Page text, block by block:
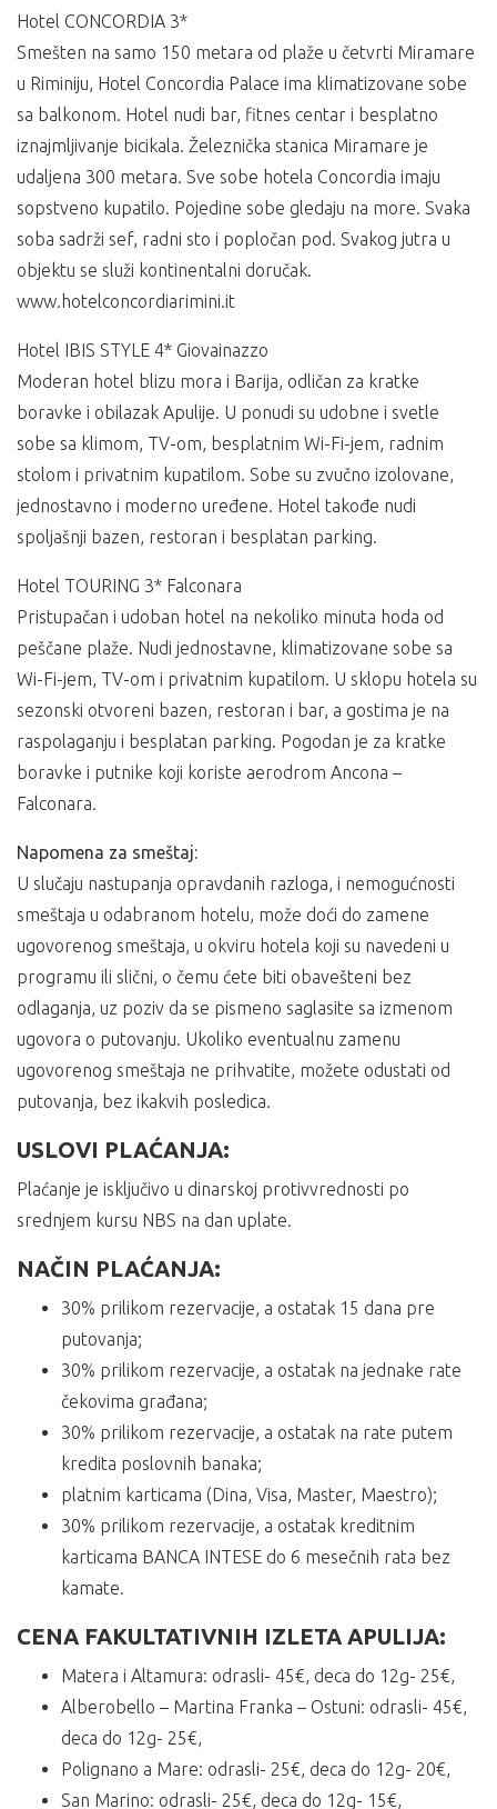
Hotel CONCORDIA 3*
Smešten na samo 150 metara od plaže u četvrti Miramare
u Riminiju, Hotel Concordia Palace ima klimatizovane sobe
sa balkonom. Hotel nudi bar, fitnes centar i besplatno
iznajmljivanje bicikala. Železnička stanica Miramare je
udaljena 300 metara. Sve sobe hotela Concordia imaju
sopstveno kupatilo. Pojedine sobe gledaju na more. Svaka
soba sadrži sef, radni sto i popločan pod. Svakog jutra u
objektu se služi kontinentalni doručak.
www.hotelconcordiarimini.it
Hotel IBIS STYLE 4* Giovainazzo
Moderan hotel blizu mora i Barija, odličan za kratke
boravke i obilazak Apulije. U ponudi su udobne i svetle
sobe sa klimom, TV-om, besplatnim Wi-Fi-jem, radnim
stolom i privatnim kupatilom. Sobe su zvučno izolovane,
jednostavno i moderno uređene. Hotel takođe nudi
spoljašnji bazen, restoran i besplatan parking.
Hotel TOURING 3* Falconara
Pristupačan i udoban hotel na nekoliko minuta hoda od
peščane plaže. Nudi jednostavne, klimatizovane sobe sa
Wi-Fi-jem, TV-om i privatnim kupatilom. U sklopu hotela su
sezonski otvoreni bazen, restoran i bar, a gostima je na
raspolaganju i besplatan parking. Pogodan je za kratke
boravke i putnike koji koriste aerodrom Ancona –
Falconara.
Napomena za smeštaj:
U slučaju nastupanja opravdanih razloga, i nemogućnosti
smeštaja u odabranom hotelu, može doći do zamene
ugovorenog smeštaja, u okviru hotela koji su navedeni u
programu ili slični, o čemu ćete biti obavešteni bez
odlaganja, uz poziv da se pismeno saglasite sa izmenom
ugovora o putovanju. Ukoliko eventualnu zamenu
ugovorenog smeštaja ne prihvatite, možete odustati od
putovanja, bez ikakvih posledica.
USLOVI PLAĆANJA:
Plaćanje je isključivo u dinarskoj protivvrednosti po
srednjem kursu NBS na dan uplate.
NAČIN PLAĆANJA:
30% prilikom rezervacije, a ostatak 15 dana pre
putovanja;
30% prilikom rezervacije, a ostatak na jednake rate
čekovima građana;
30% prilikom rezervacije, a ostatak na rate putem
kredita poslovnih banaka;
platnim karticama (Dina, Visa, Master, Maestro);
30% prilikom rezervacije, a ostatak kreditnim
karticama BANCA INTESE do 6 mesečnih rata bez
kamate.
CENA FAKULTATIVNIH IZLETA APULIJA:
Matera i Altamura: odrasli- 45€, deca do 12g- 25€,
Alberobello – Martina Franka – Ostuni: odrasli- 45€,
deca do 12g- 25€,
Polignano a Mare: odrasli- 25€, deca do 12g- 20€,
San Marino: odrasli- 25€, deca do 12g- 15€,